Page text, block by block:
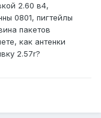
2.60 в4,
0801, пигтейлы
пакетов
как антенки
2.57r?